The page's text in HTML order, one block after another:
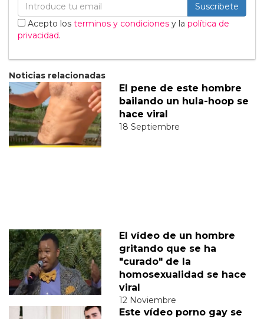
Suscribete
Acepto los terminos y condiciones y la política de
privacidad.
Noticias relacionadas
El pene de este hombre
bailando un hula-hoop se
hace viral
18 Septiembre
El vídeo de un hombre
gritando que se ha
"curado" de la
homosexualidad se hace
viral
12 Noviembre
Este vídeo porno gay se